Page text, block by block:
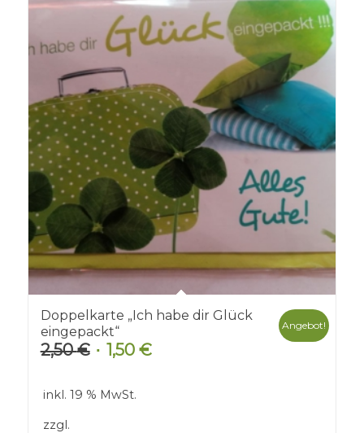
Doppelkarte „Ich habe dir Glück
eingepackt“
2,50€ Ursprünglicher
war:
1,50 €Aktueller
Angebot!
inkl. 19 % MwSt.
zzgl.